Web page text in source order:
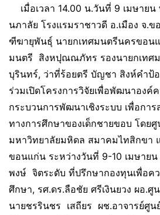
เมื่อเวลา 14.00 น.วันที่ 9 เมษายน
นภาลัย โรงแรมราชาวดี อ.เมือง จ.
ฑีฆายุพันธุ์ นายกเทศมนตรีนครขอน
มนตรี สิงหปุณณภัทร รองนายกเทศม
บุรินทร์, ว่าที่ร้อยตรี บัญชา สิงห์คำป้
ร่วมเปิดโครงการวิจัยเพื่อพัฒนาองค์
กระบวนการพัฒนาเชิงระบบ เพื่อกา
ทางการศึกษาของเด็กชายขอบ โดย
มหาวิทยาลัยมหิดล สมาคมไทสิกขา
ขอนแก่น ระหว่างวันที่ 9-10 เมษาย
พงษ์ จิตระดับ ที่ปรึกษากองทุนเพื่อค
ศึกษา, รศ.ดร.ลือชัย ศรีเงินยวง ผอ.
นายชรรินชร เสถียร ผช.อาจารย์ศู